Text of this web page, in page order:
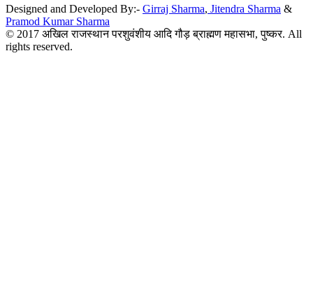
Designed and Developed By:- Girraj Sharma, Jitendra Sharma &
Pramod Kumar Sharma
© 2017 अखिल राजस्थान परशुवंशीय आदि गौड़ ब्राह्मण महासभा, पुष्कर. All
rights reserved.